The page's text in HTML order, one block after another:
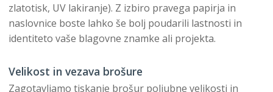
zlatotisk, UV lakiranje). Z izbiro pravega papirja in
naslovnice boste lahko še bolj poudarili lastnosti in
identiteto vaše blagovne znamke ali projekta.
Velikost in vezava brošure
Zagotavljamo tiskanje brošur poljubne velikosti in